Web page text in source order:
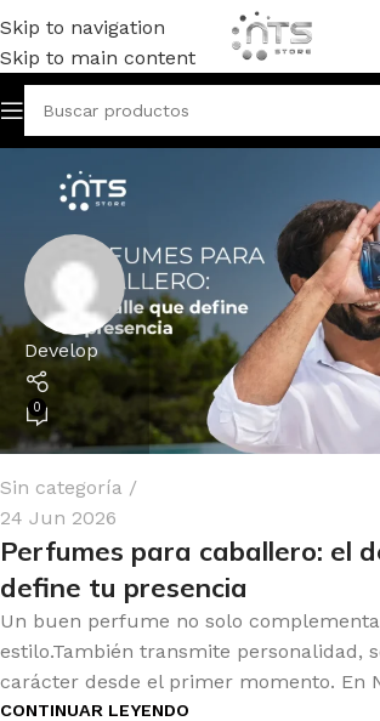
Skip to navigation
Skip to main content
Develop
0
Sin categoría
24 Jun 2026
Perfumes para caballero: el
define tu presencia
Un buen perfume no solo
estilo.También transmite personalidad,
carácter desde el primer momento. En
CONTINUAR LEYENDO